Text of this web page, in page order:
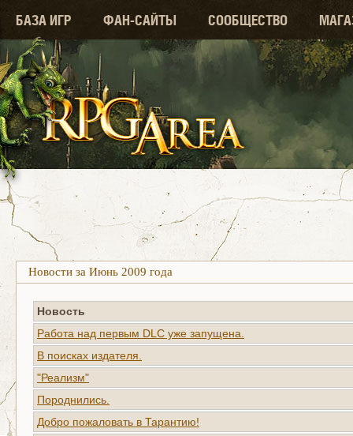
БАЗА ИГР ФАН-САЙТЫ СООБЩЕСТВО
Новости за Июнь 2009 года
Новость
Работа над первым DLC уже запущена.
В поисках издателя.
"Реализм"
Породнились.
Добро пожаловать в Тарантию!